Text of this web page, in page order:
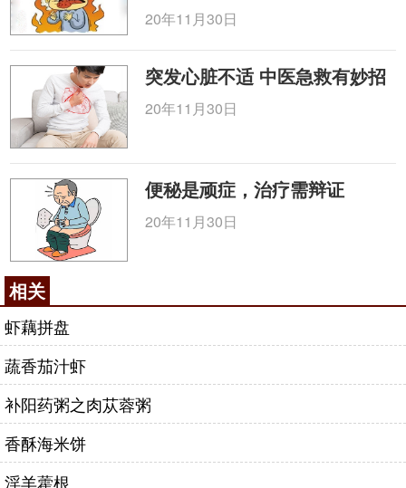
20年11月30日
突发心脏不适 中医急救有妙招
20年11月30日
便秘是顽症，治疗需辩证
20年11月30日
相关
虾藕拼盘
蔬香茄汁虾
补阳药粥之肉苁蓉粥
香酥海米饼
淫羊藿根